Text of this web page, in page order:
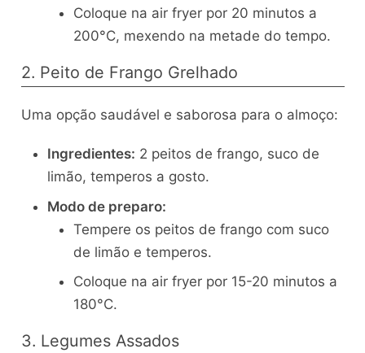
Coloque na air fryer por 20 minutos a
200°C, mexendo na metade do tempo.
2. Peito de Frango Grelhado
Uma opção saudável e saborosa para o almoço:
Ingredientes: 2 peitos de frango, suco de
limão, temperos a gosto.
Modo de preparo:
Tempere os peitos de frango com suco
de limão e temperos.
Coloque na air fryer por 15-20 minutos a
180°C.
3. Legumes Assados